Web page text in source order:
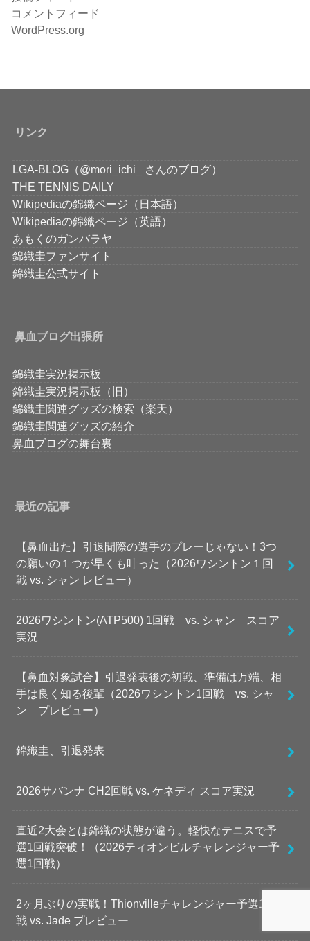
コメントフィード
WordPress.org
リンク
LGA-BLOG（@mori_ichi_ さんのブログ）
THE TENNIS DAILY
Wikipediaの錦織ページ（日本語）
Wikipediaの錦織ページ（英語）
あもくのガンバラヤ
錦織圭ファンサイト
錦織圭公式サイト
鼻血ブログ出張所
錦織圭実況掲示板
錦織圭実況掲示板（旧）
錦織圭関連グッズの検索（楽天）
錦織圭関連グッズの紹介
鼻血ブログの舞台裏
最近の記事
【鼻血出た】引退間際の選手のプレーじゃない！3つ
の願いの１つが早くも叶った（2026ワシントン１回
戦 vs. シャン レビュー）
2026ワシントン(ATP500) 1回戦 vs. シャン スコア
実況
【鼻血対象試合】引退発表後の初戦、準備は万端、相
手は良く知る後輩（2026ワシントン1回戦 vs. シャ
ン プレビュー）
錦織圭、引退発表
2026サバンナ CH2回戦 vs. ケネディ スコア実況
直近2大会とは錦織の状態が違う。軽快なテニスで予
選1回戦突破！（2026ティオンビルチャレンジャー予
選1回戦）
2ヶ月ぶりの実戦！Thionvilleチャレンジャー予選1回
戦 vs. Jade プレビュー